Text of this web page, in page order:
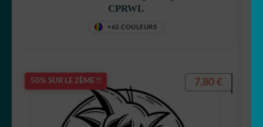
CPRWL
+63 COULEURS
50% SUR LE 2ÈME !! 7,80 €